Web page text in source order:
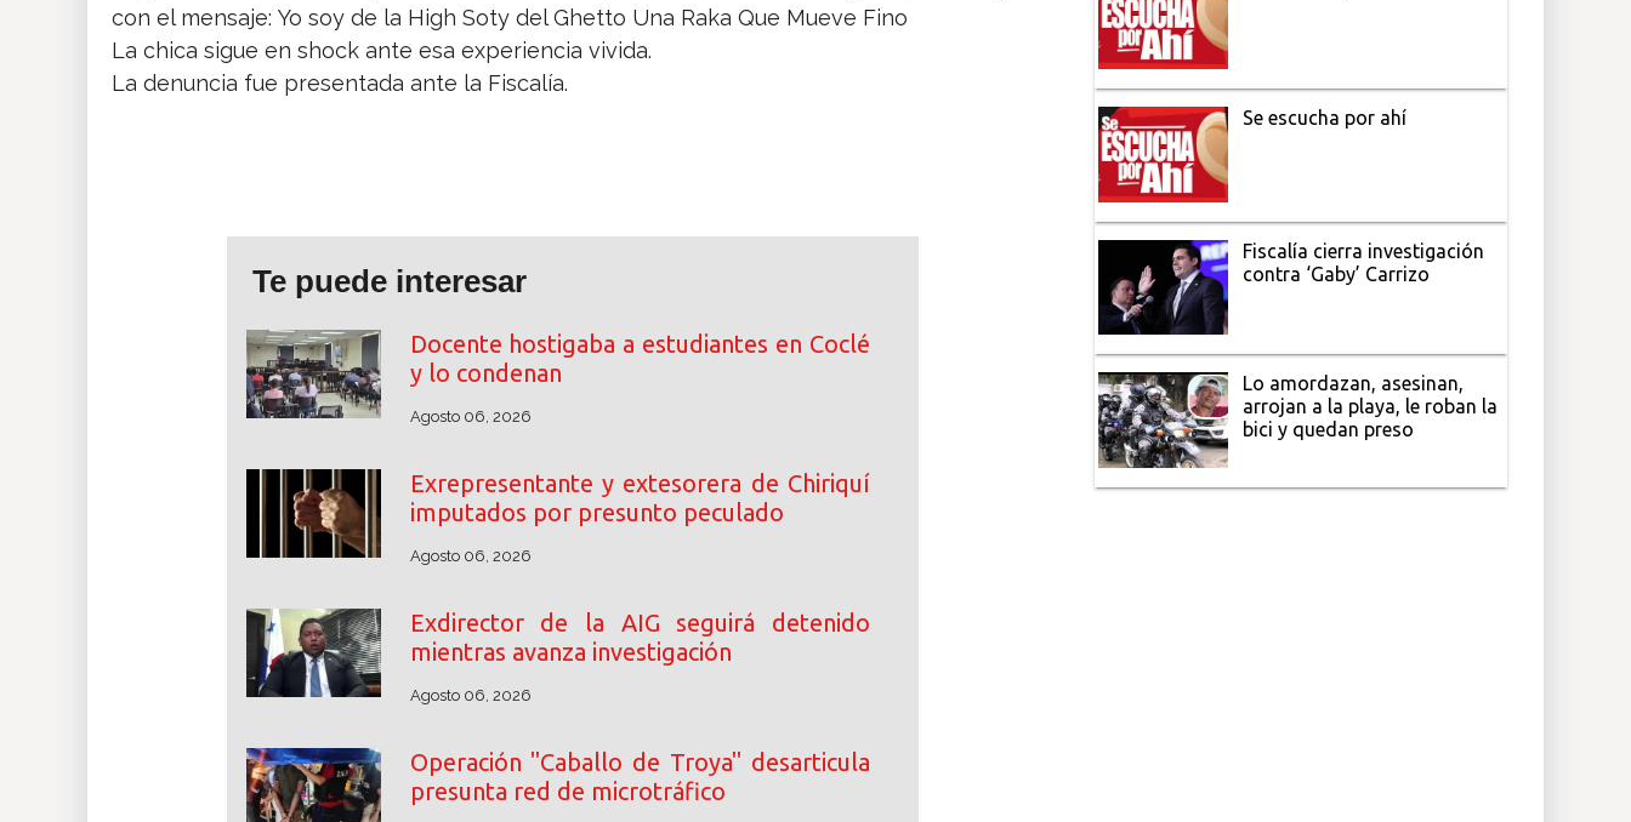
con el mensaje: Yo soy de la High Soty del Ghetto Una Raka Que Mueve Fino
La chica sigue en shock ante esa experiencia vivida.
La denuncia fue presentada ante la Fiscalía.
Te puede interesar
Docente hostigaba a estudiantes en Coclé
y lo condenan
Agosto 06, 2026
Exrepresentante y extesorera de Chiriquí
imputados por presunto peculado
Agosto 06, 2026
Exdirector de la AIG seguirá detenido
mientras avanza investigación
Agosto 06, 2026
Operación "Caballo de Troya" desarticula
presunta red de microtráfico
Se escucha por ahí
Fiscalía cierra investigación
contra ‘Gaby’ Carrizo
Lo amordazan, asesinan,
arrojan a la playa, le roban la
bici y quedan preso